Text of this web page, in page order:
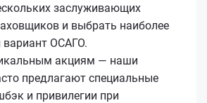
заслуживающих
и выбрать наиболее
ОСАГО.
акциям — наши
предлагают специальные
и привилегии при